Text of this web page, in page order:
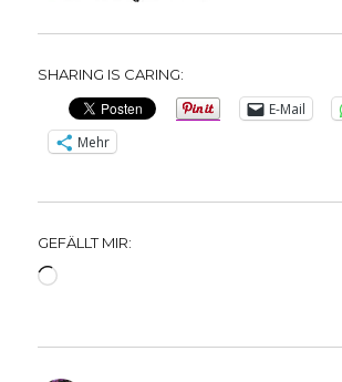
SHARING IS CARING:
E-Mail
Mehr
GEFÄLLT MIR:
Wird